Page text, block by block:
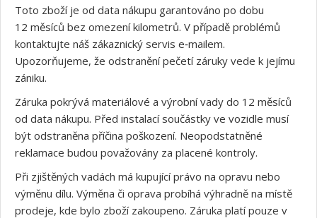
Toto zboží je od data nákupu garantováno po dobu
12 měsíců bez omezení kilometrů. V případě problémů
kontaktujte náš zákaznický servis e‑mailem.
Upozorňujeme, že odstranění pečetí záruky vede k jejímu
zániku.
Záruka pokrývá materiálové a výrobní vady do 12 měsíců
od data nákupu. Před instalací součástky ve vozidle musí
být odstraněna příčina poškození. Neopodstatněné
reklamace budou považovány za placené kontroly.
Při zjištěných vadách má kupující právo na opravu nebo
výměnu dílu. Výměna či oprava probíhá výhradně na místě
prodeje, kde bylo zboží zakoupeno. Záruka platí pouze v